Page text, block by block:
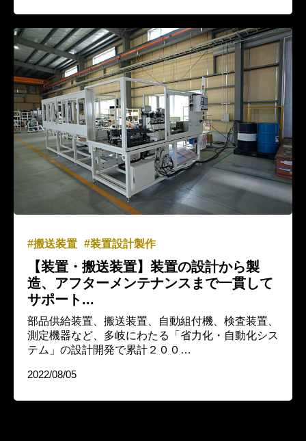
搬送装置 装置設計製作
【装置・搬送装置】装置の設計から製
造、アフターメンテナンスまで一貫して
サポート...
部品供給装置、搬送装置、自動組付機、検査装置、
測定機器など、多岐にわたる「省力化・自動化シス
テム」の設計開発で累計２００…
2022/08/05